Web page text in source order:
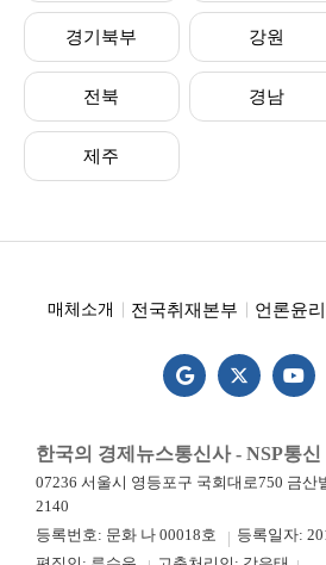
경기북부 강원
전북 경남
제주
매체소개 전국취재본부 언론윤리
한국의 경제뉴스통신사 - NSP통신
07236 서울시 영등포구 국회대로750 금산
2140
등록번호: 문화 나 00018호
등록일자: